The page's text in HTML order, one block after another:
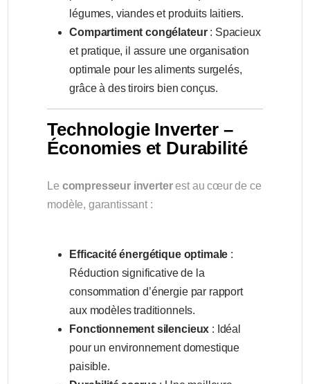
légumes, viandes et produits laitiers.
Compartiment congélateur: Spacieux
et pratique, il assure une organisation
optimale pour les aliments surgelés,
grâce à des tiroirs bien conçus.
Technologie Inverter –
Économies et Durabilité
Le compresseur inverterest au cœur de ce
modèle, garantissant :
Efficacité énergétique optimale :
Réduction significative de la
consommation d’énergie par rapport
aux modèles traditionnels.
Fonctionnement silencieux : Idéal
pour un environnement domestique
paisible.